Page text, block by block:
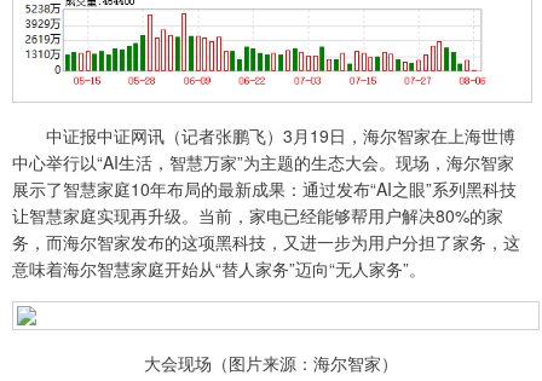
中证报中证网讯（记者张鹏飞）3月19日，海尔智家在上海世博
中心举行以“AI生活，智慧万家”为主题的生态大会。现场，海尔智家
展示了智慧家庭10年布局的最新成果：通过发布“AI之眼”系列黑科技
让智慧家庭实现再升级。当前，家电已经能够帮用户解决80%的家
务，而海尔智家发布的这项黑科技，又进一步为用户分担了家务，这
意味着海尔智慧家庭开始从“替人家务”迈向“无人家务”。
大会现场（图片来源：海尔智家）